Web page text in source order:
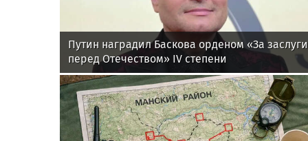
Путин наградил Баскова орденом «За заслуги
перед Отечеством» IV степени